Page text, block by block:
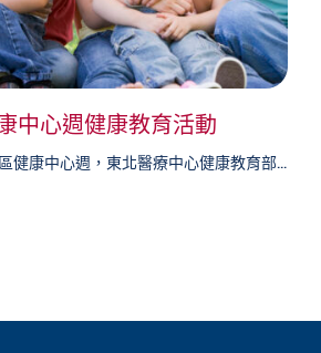
中心週健康教育活動
健康中心週，東北醫療中心健康教育部...